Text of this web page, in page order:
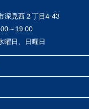
深見西２丁目4-43
～19:00
曜日、日曜日